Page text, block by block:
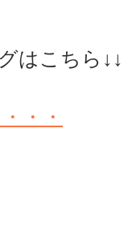
はこちら↓↓
・・